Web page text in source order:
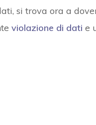
si trova ora a
violazione di dati e